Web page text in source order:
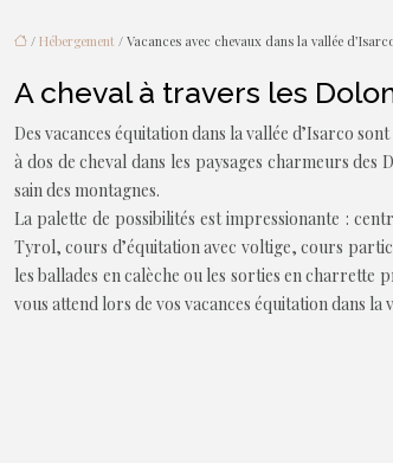
/ Hébergement / Vacances avec chevaux dans la vallée
A cheval à travers les
Des vacances équitation dans la vallée d’Isarco
à dos de cheval dans les paysages charmeurs
sain des montagnes.
La palette de possibilités est impressionante :
Tyrol, cours d’équitation avec voltige, cours
les ballades en calèche ou les sorties en charrette
vous attend lors de vos vacances équitation dans la